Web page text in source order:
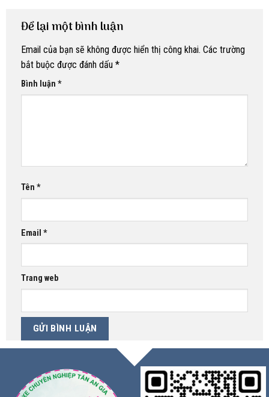
Để lại một bình luận
Email của bạn sẽ không được hiển thị công khai. Các trường
bắt buộc được đánh dấu *
Bình luận *
Tên *
Email *
Trang web